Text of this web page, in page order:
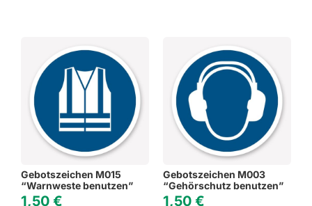
Gebotszeichen M015
“Warnweste benutzen”
1,50 €
Gebotszeichen M003
“Gehörschutz benutzen”
1,50 €